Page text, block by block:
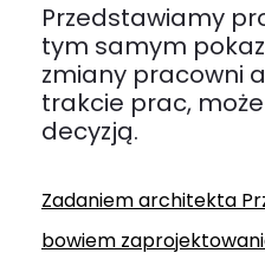
Przedstawiamy
tym samym
zmiany pracowni
trakcie prac,
decyzją.
Zadaniem architekta
bowiem